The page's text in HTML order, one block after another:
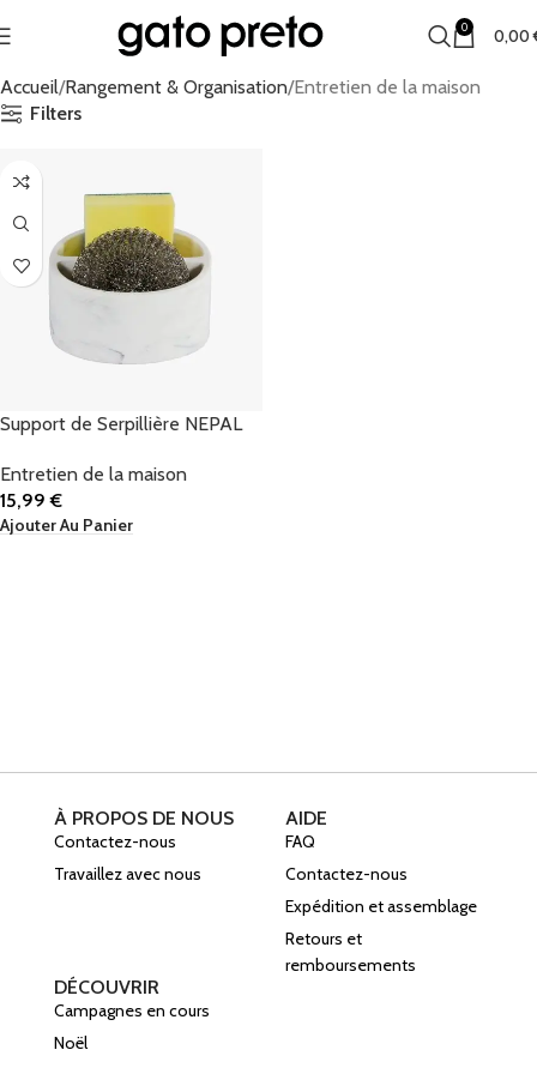
0 0,00
Accueil Rangement & Organisation Entretien de la maison
Filters
Support de Serpillière NEPAL
Entretien de la maison
15,99€
Ajouter Au Panier
À PROPOS DE NOUS
Contactez-nous
Travaillez avec nous
AIDE
FAQ
Contactez-nous
Expédition et assemblage
Retours et
remboursements
DÉCOUVRIR
Campagnes en cours
Noël